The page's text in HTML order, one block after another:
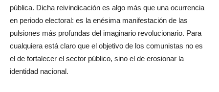
pública. Dicha reivindicación es algo más que una ocurrencia
en periodo electoral: es la enésima manifestación de las
pulsiones más profundas del imaginario revolucionario. Para
cualquiera está claro que el objetivo de los comunistas no es
el de fortalecer el sector público, sino el de erosionar la
identidad nacional.